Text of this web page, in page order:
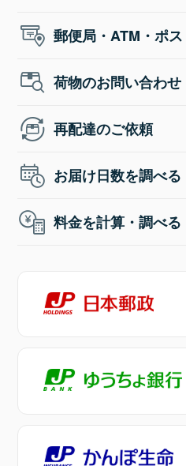
郵便局・ATM・ポ
荷物のお問い合わせ
再配達のご依頼
お届け日数を調べる
料金を計算・調べる